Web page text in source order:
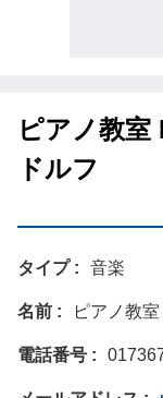
ピアノ教
ドルフ
タイプ 音楽
名前 ピアノ教
電話番号